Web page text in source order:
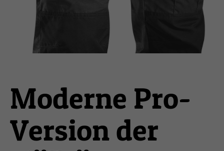
Moderne Pro-
Version der